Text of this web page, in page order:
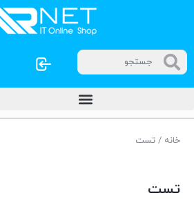
خانه / تست
تست